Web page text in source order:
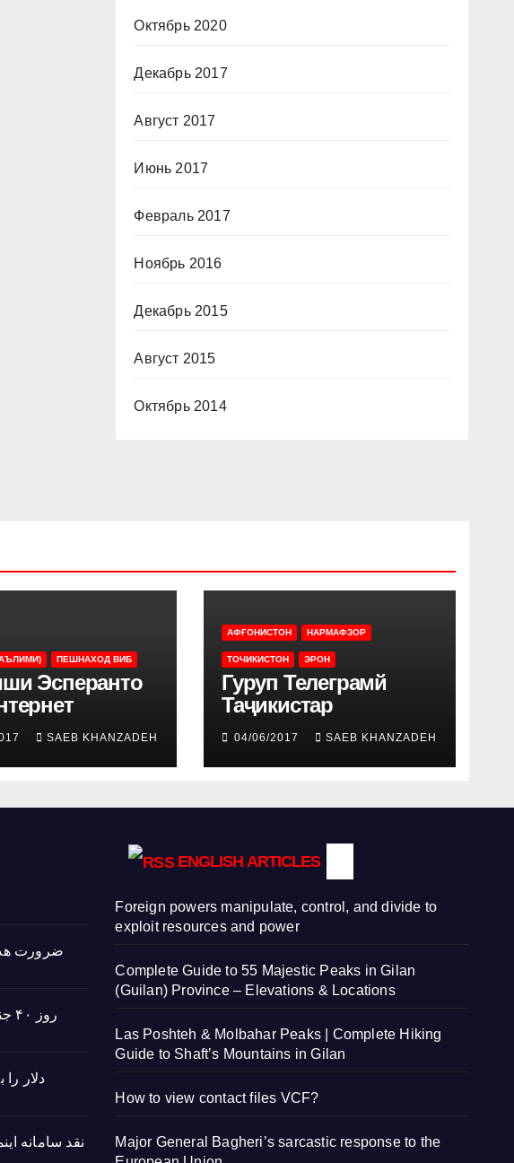
Октябрь 2020
Декабрь 2017
Август 2017
Июнь 2017
Февраль 2017
Ноябрь 2016
Декабрь 2015
Август 2015
Октябрь 2014
ПЕШНАХОД ВИБ
Эсперанто
SAEB KHANZADEH
АФҒОНИСТОН НАРМАФЗОР
ТОЧИКИСТОН ЭРОН
Гуруп Телеграмй
Таҷикистар
04/06/2017 SAEB KHANZADEH
ضرورت
دلار
نقد سامانه
ENGLISH ARTICLES
Foreign powers manipulate, control, and divide to
exploit resources and power
Complete Guide to 55 Majestic Peaks in Gilan
(Guilan) Province – Elevations & Locations
Las Poshteh & Molbahar Peaks | Complete Hiking
Guide to Shaft’s Mountains in Gilan
How to view contact files VCF?
Major General Bagheri’s sarcastic response to the